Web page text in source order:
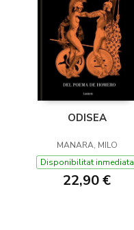
ODISEA
MANARA, MILO
Disponibilitat inmediata
22,90 €